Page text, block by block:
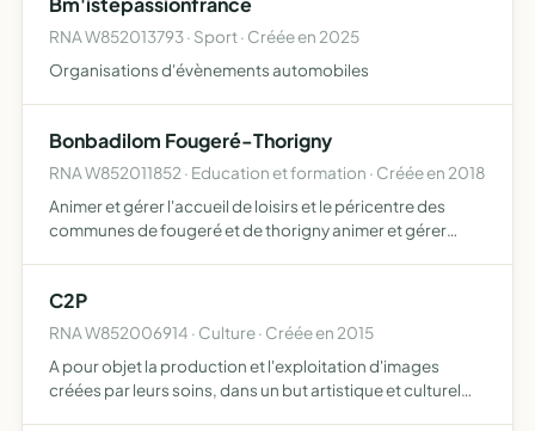
RNA W852013793 · Sport · Créée en 2025
Organisations d'évènements automobiles
Bonbadilom Fougeré-Thorigny
RNA W852011852 · Education et formation · Créée en 2018
Animer et gérer l'accueil de loisirs et le péricentre des
communes de fougeré et de thorigny animer et gérer
C2P
RNA W852006914 · Culture · Créée en 2015
A pour objet la production et l'exploitation d'images
créées par leurs soins, dans un but artistique et culturel